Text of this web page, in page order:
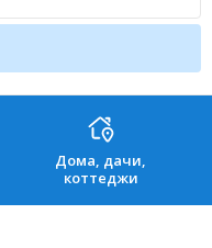
Дома, дачи,
коттеджи